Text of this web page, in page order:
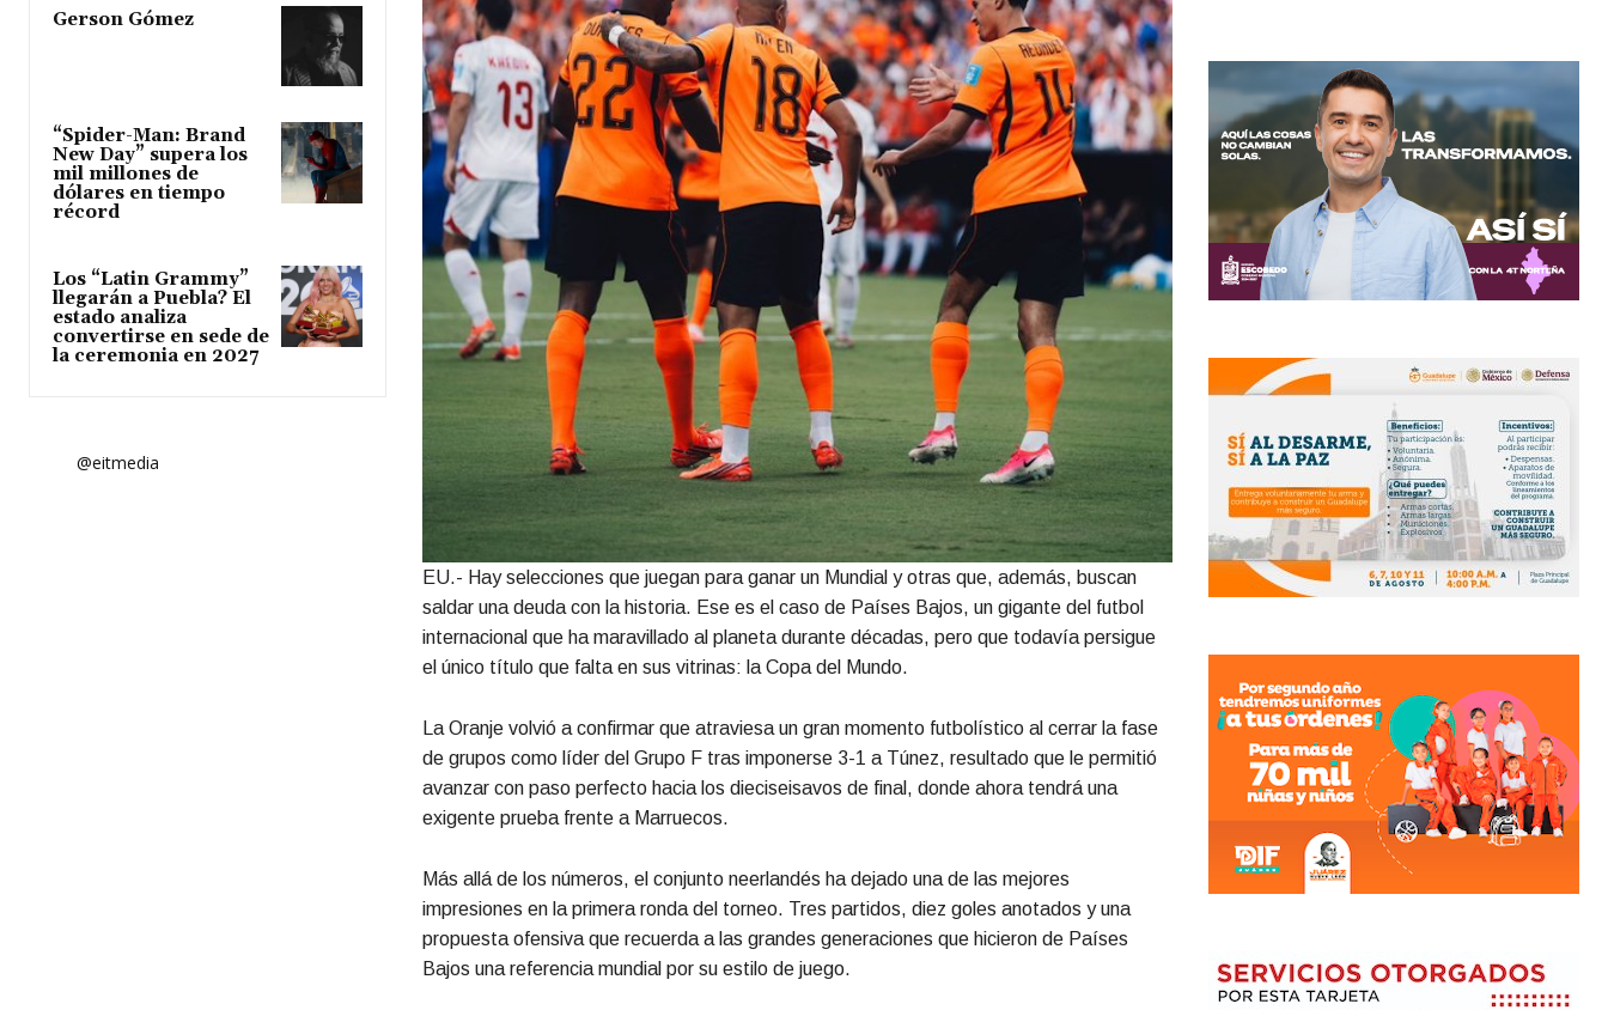
Gerson Gómez
“Spider-Man: Brand
New Day” supera los
mil millones de
dólares en tiempo
récord
Los “Latin Grammy”
llegarán a Puebla? El
estado analiza
convertirse en sede de
la ceremonia en 2027
@eitmedia
EU.- Hay selecciones que juegan para ganar un Mundial y otras que, además, buscan
saldar una deuda con la historia. Ese es el caso de Países Bajos, un gigante del futbol
internacional que ha maravillado al planeta durante décadas, pero que todavía persigue
el único título que falta en sus vitrinas: la Copa del Mundo.
La Oranje volvió a confirmar que atraviesa un gran momento futbolístico al cerrar la fase
de grupos como líder del Grupo F tras imponerse 3-1 a Túnez, resultado que le permitió
avanzar con paso perfecto hacia los dieciseisavos de final, donde ahora tendrá una
exigente prueba frente a Marruecos.
Más allá de los números, el conjunto neerlandés ha dejado una de las mejores
impresiones en la primera ronda del torneo. Tres partidos, diez goles anotados y una
propuesta ofensiva que recuerda a las grandes generaciones que hicieron de Países
Bajos una referencia mundial por su estilo de juego.